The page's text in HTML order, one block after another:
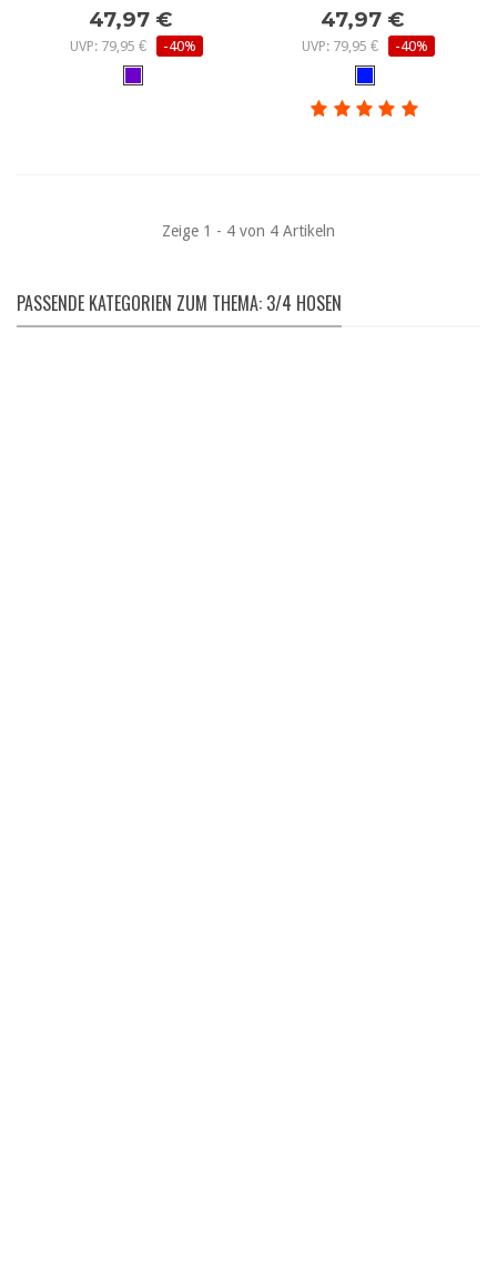
47,97 €
UVP: 79,95 € -40%
47,97 €
UVP: 79,95 € -40%
Zeige 1 - 4 von 4 Artikeln
PASSENDE KATEGORIEN ZUM THEMA: 3/4 HOSEN